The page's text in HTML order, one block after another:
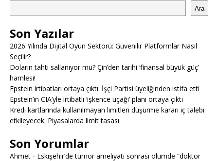
Ara
Son Yazılar
2026 Yılında Dijital Oyun Sektörü: Güvenilir Platformlar Nasıl
Seçilir?
Doların tahtı sallanıyor mu? Çin’den tarihi ‘finansal büyük güç’
hamlesi!
Epstein irtibatları ortaya çıktı: İşçi Partisi üyeliğinden istifa etti
Epstein’ın CIA’yle irtibatlı ‘işkence uçağı’ planı ortaya çıktı
Kredi kartlarında kullanılmayan limitleri düşürme kararı iç talebi
etkileyecek: Piyasalarda limit tasası
Son Yorumlar
Ahmet - Eskişehir’de tümör ameliyatı sonrası ölümde “doktor